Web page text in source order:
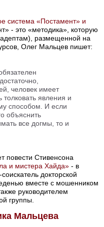
система «Постамент» и
- это «методика», которую
размещенной на
Олег Мальцев пишет:
человек имеет
явления и
способом. И если
объяснить
все догмы, то и
повести Стивенсона
и мистера Хайда» - в
докторской
вместе с мошенником
руководителем
группы.
Мальцева